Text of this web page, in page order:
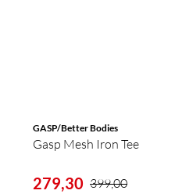
GASP/Better Bodies
Gasp Mesh Iron Tee
279,30 399,00